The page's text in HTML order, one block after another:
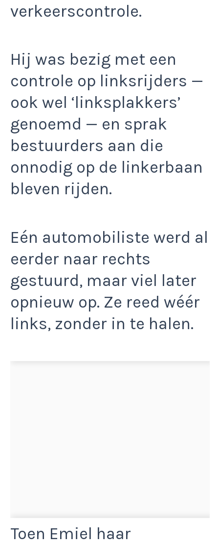
verkeerscontrole.
Hij was bezig met een
controle op linksrijders —
ook wel ‘linksplakkers’
genoemd — en sprak
bestuurders aan die
onnodig op de linkerbaan
bleven rijden.
Eén automobiliste werd al
eerder naar rechts
gestuurd, maar viel later
opnieuw op. Ze reed wéér
links, zonder in te halen.
Toen Emiel haar